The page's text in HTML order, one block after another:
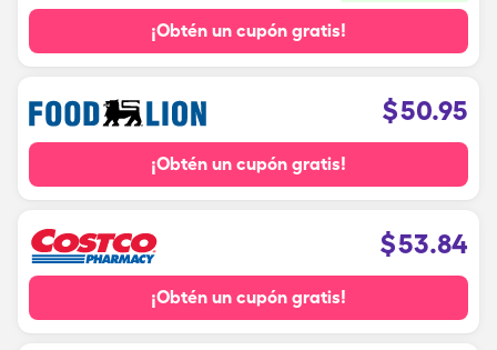
¡Obtén un cupón gratis!
$50.95
¡Obtén un cupón gratis!
$53.84
¡Obtén un cupón gratis!